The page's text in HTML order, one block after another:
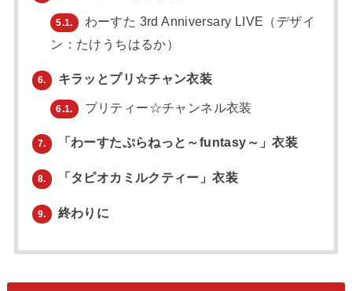
5.1.
わーすた 3rd Anniversary LIVE（デザイ
ン：たけうちはるか）
6. キラッとプリ☆チャン衣装
6.1. プリティー☆チャンネル衣装
7. 「わーすたぷらねっと～funtasy～」衣装
8. 「タピオカミルクティー」衣装
9. 終わりに